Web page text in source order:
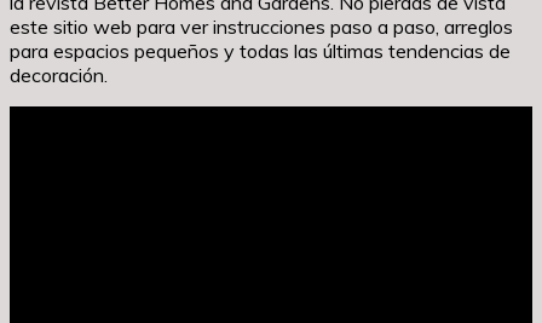
este sitio web para ver instrucciones paso a paso, arreglos
para espacios pequeños y todas las últimas tendencias de
decoración.